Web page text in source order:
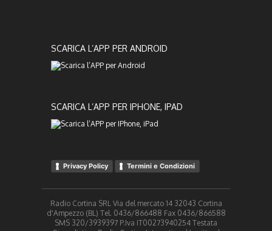
SCARICA L’APP PER ANDROID
SCARICA L’APP PER IPHONE, IPAD
Privacy Policy Termini e Condizioni
Radio Cortina SRL Via del mercato 14 32043 Cortina
d'Ampezzo (BL) Tel. 0436/866488 Fax 0436/866588
SMS 320/3939397 P.Iva IT00273940254 Testata